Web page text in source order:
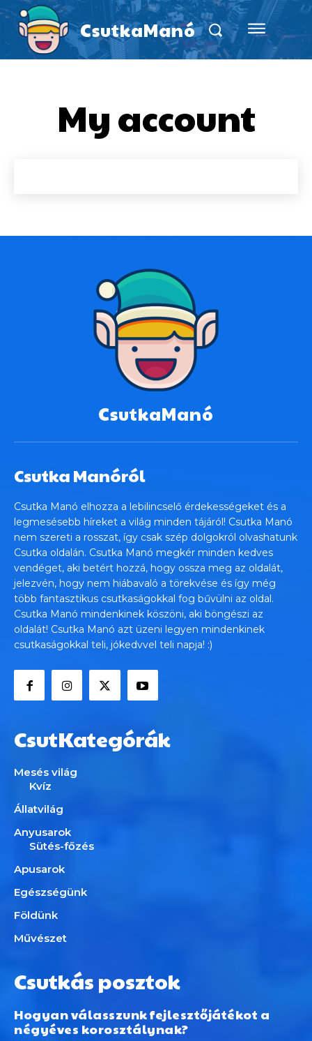
CsutkaManó
My account
CsutkaManó
Csutka Manóról
Csutka Manó elhozza a lebilincselő érdekességeket és a
legmesésebb híreket a világ minden tájáról! Csutka Manó
nem szereti a rosszat, így csak szép dolgokról olvashatunk
Csutka oldalán. Csutka Manó megkér minden kedves
vendéget, aki betért hozzá, hogy ossza meg az oldalát,
jelezvén, hogy nem hiábavaló a törekvése és így még
több fantasztikus csutkaságokkal fog bűvülni az oldal.
Csutka Manó mindenkinek köszöni, aki böngészi az
oldalát! Csutka Manó azt üzeni legyen mindenkinek
csutkaságokkal teli, jókedvvel teli napja! :)
CsutKategórák
Mesés világ
Kvíz
Állatvilág
Anyusarok
Sütés-főzés
Apusarok
Egészségünk
Földünk
Művészet
Csutkás posztok
Hogyan válasszunk fejlesztőjátékot a
négyéves korosztálynak?